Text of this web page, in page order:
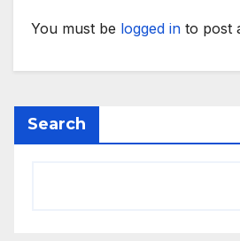
You must be logged in to post
Search